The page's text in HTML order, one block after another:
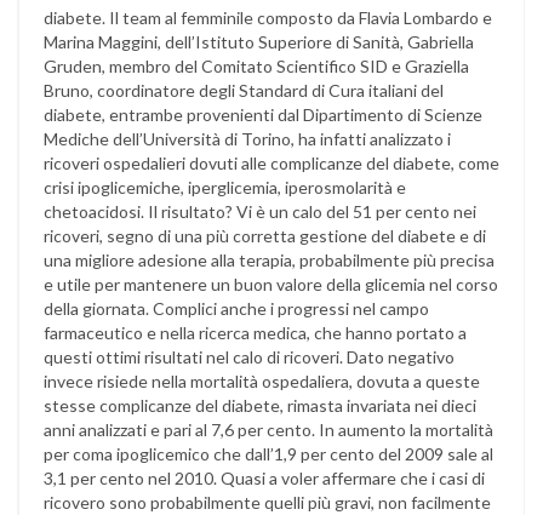
diabete. Il team al femminile composto da Flavia Lombardo e
Marina Maggini, dell’Istituto Superiore di Sanità, Gabriella
Gruden, membro del Comitato Scientifico SID e Graziella
Bruno, coordinatore degli Standard di Cura italiani del
diabete, entrambe provenienti dal Dipartimento di Scienze
Mediche dell’Università di Torino, ha infatti analizzato i
ricoveri ospedalieri dovuti alle complicanze del diabete, come
crisi ipoglicemiche, iperglicemia, iperosmolarità e
chetoacidosi. Il risultato? Vi è un calo del 51 per cento nei
ricoveri, segno di una più corretta gestione del diabete e di
una migliore adesione alla terapia, probabilmente più precisa
e utile per mantenere un buon valore della glicemia nel corso
della giornata. Complici anche i progressi nel campo
farmaceutico e nella ricerca medica, che hanno portato a
questi ottimi risultati nel calo di ricoveri. Dato negativo
invece risiede nella mortalità ospedaliera, dovuta a queste
stesse complicanze del diabete, rimasta invariata nei dieci
anni analizzati e pari al 7,6 per cento. In aumento la mortalità
per coma ipoglicemico che dall’1,9 per cento del 2009 sale al
3,1 per cento nel 2010. Quasi a voler affermare che i casi di
ricovero sono probabilmente quelli più gravi, non facilmente